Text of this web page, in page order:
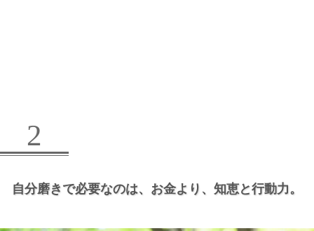
2
自分磨きで必要なのは、 お金より、 知恵と行動力。